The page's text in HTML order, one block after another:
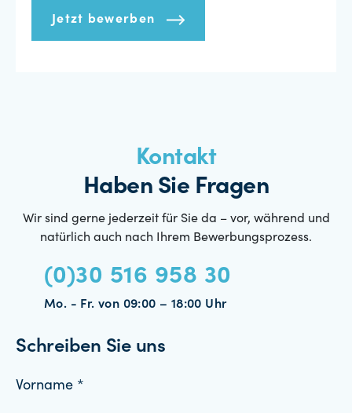
Jetzt bewerben
Kontakt
Haben Sie Fragen
Wir sind gerne jederzeit für Sie da – vor, während und
natürlich auch nach Ihrem Bewerbungsprozess.
(0)30 516 958 30
Mo. - Fr. von 09:00 – 18:00 Uhr
Schreiben Sie uns
Vorname *